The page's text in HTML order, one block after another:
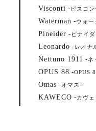
Visconti - ビスコ
Waterman -ウォー
Pineider - ピナイ
Leonardo -レオナ
Nettuno 1911 -ネ
OPUS 88 -OPUS
Omas -オマス -
KAWECO -カヴェ